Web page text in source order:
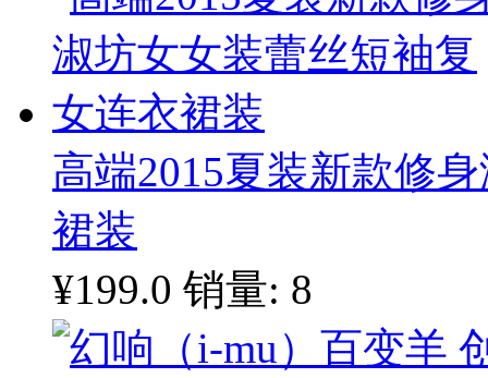
高端2015夏装新款修
裙装
¥199.0 销量: 8